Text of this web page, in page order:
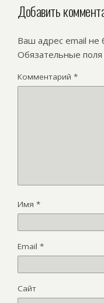
Добавить
Ваш адрес email не
Обязательные
Комментарий *
Имя *
Email *
Сайт